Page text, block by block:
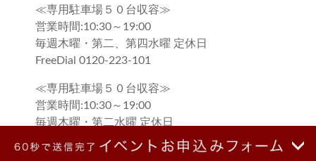
≪専用駐車場５０台収容≫
営業時間:10:30～19:00
毎週木曜・第二、第四水曜 定休日
FreeDial 0120-223-101
≪専用駐車場５０台収容≫
営業時間:10:30～19:00
毎週木曜・第二水曜 定休日